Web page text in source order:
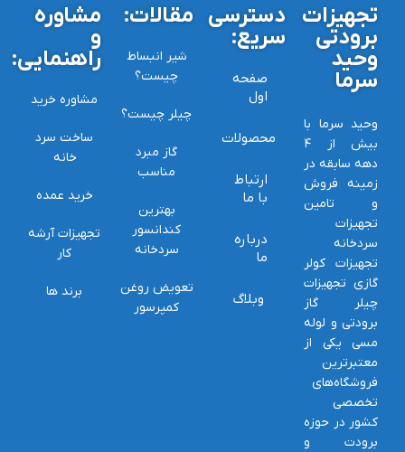
تجهیزات
برودتی
وحید
سرما
وحید سرما با
بیش از ۴
دهه سابقه در
زمینه فروش
و تامین
تجهیزات
سردخانه
تجهیزات کولر
گازی تجهیزات
چیلر گاز
برودتی و لوله
مسی یکی از
معتبرترین
فروشگاه‌های
تخصصی
کشور در حوزه
برودت و
دسترسی
سریع:
صفحه
اول
محصولات
ارتباط
با ما
درباره
ما
وبلاگ
مقالات:
شیر انبساط
چیست؟
چیلر چیست؟
گاز مبرد
مناسب
بهترین
کندانسور
سردخانه
تعویض روغن
کمپرسور
مشاوره
و
راهنمایی:
مشاوره خرید
ساخت سرد
خانه
خرید عمده
تجهیزات آرشه
کار
برند ها